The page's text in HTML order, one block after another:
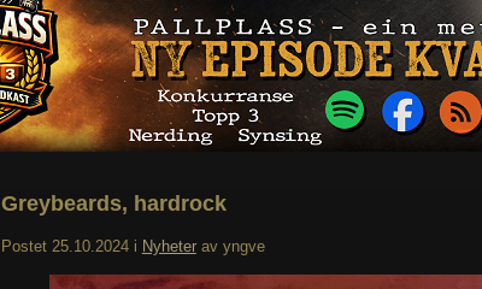
Greybeards, hardrock
Postet 25.10.2024 i Nyheter av yngve